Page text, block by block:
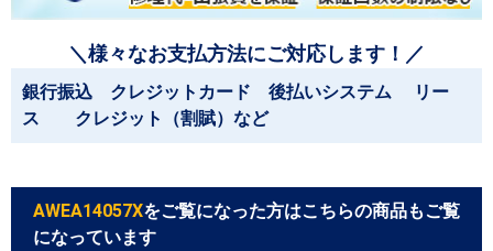
＼様々なお支払方法にご対応します！／
銀行振込 クレジットカード 後払いシステム リー
ス クレジット（割賦）など
AWEA14057Xをご覧になった方はこちらの商品もご覧
になっています